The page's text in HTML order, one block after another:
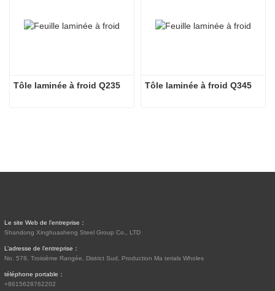
Tôle laminée à froid Q235 Tôle laminée à froid Q345
Le site Web de l’entreprise：
Shandong Xinghuasheng Steel Group Co., LTD
L’adresse de l’entreprise：
No. 578, Troisième Rangée, District Sud, Production Ma terials Wholes
téléphone portable：
+8615628762202